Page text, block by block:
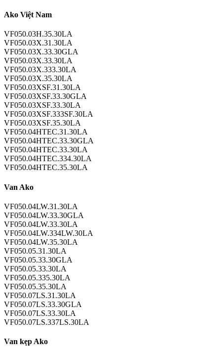
Ako Việt Nam
VF050.03H.35.30LA
VF050.03X.31.30LA
VF050.03X.33.30GLA
VF050.03X.33.30LA
VF050.03X.333.30LA
VF050.03X.35.30LA
VF050.03XSF.31.30LA
VF050.03XSF.33.30GLA
VF050.03XSF.33.30LA
VF050.03XSF.333SF.30LA
VF050.03XSF.35.30LA
VF050.04HTEC.31.30LA
VF050.04HTEC.33.30GLA
VF050.04HTEC.33.30LA
VF050.04HTEC.334.30LA
VF050.04HTEC.35.30LA
Van Ako
VF050.04LW.31.30LA
VF050.04LW.33.30GLA
VF050.04LW.33.30LA
VF050.04LW.334LW.30LA
VF050.04LW.35.30LA
VF050.05.31.30LA
VF050.05.33.30GLA
VF050.05.33.30LA
VF050.05.335.30LA
VF050.05.35.30LA
VF050.07LS.31.30LA
VF050.07LS.33.30GLA
VF050.07LS.33.30LA
VF050.07LS.337LS.30LA
Van kẹp Ako